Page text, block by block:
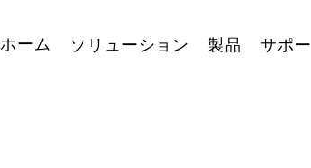
ホーム ソリューション 製品 サポ